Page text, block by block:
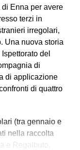
Enna per avere
terzi in
irregolari,
Una nuova storia
del
di
di applicazione
di quattro
(tra gennaio e
nella raccolta
e Regalbuto,